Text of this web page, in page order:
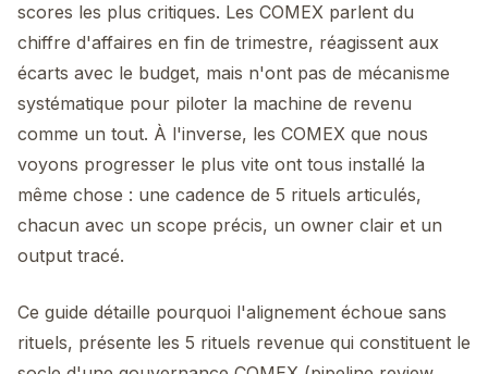
scores les plus critiques. Les COMEX parlent du
chiffre d'affaires en fin de trimestre, réagissent aux
écarts avec le budget, mais n'ont pas de mécanisme
systématique pour piloter la machine de revenu
comme un tout. À l'inverse, les COMEX que nous
voyons progresser le plus vite ont tous installé la
même chose : une cadence de 5 rituels articulés,
chacun avec un scope précis, un owner clair et un
output tracé.
Ce guide détaille pourquoi l'alignement échoue sans
rituels, présente les 5 rituels revenue qui constituent le